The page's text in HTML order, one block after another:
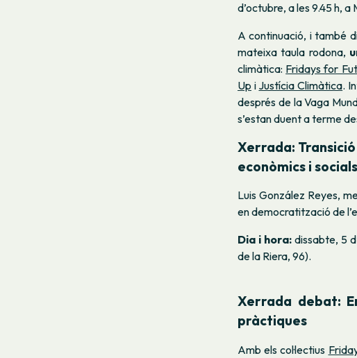
d’octubre, a les 9.45 h,
A continuació, i també
mateixa taula rodona,
climàtica: Fridays for
Up i Justícia Climàtica.
després de la Vaga
s’estan duent a terme
Xerrada:
econòmics i socials
Luis González Reyes,
en democratització de
Dia i hora: dissabte, 5
de la Riera, 96).
Xerrada debat:
pràctiques
Amb els col·lectius